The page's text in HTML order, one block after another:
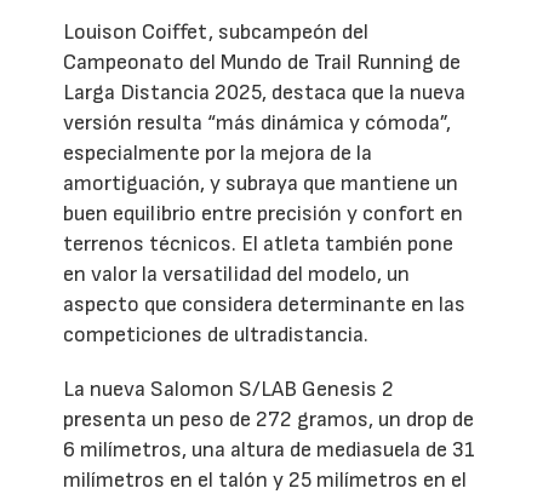
Louison Coiffet, subcampeón del
Campeonato del Mundo de Trail Running de
Larga Distancia 2025, destaca que la nueva
versión resulta “más dinámica y cómoda”,
especialmente por la mejora de la
amortiguación, y subraya que mantiene un
buen equilibrio entre precisión y confort en
terrenos técnicos. El atleta también pone
en valor la versatilidad del modelo, un
aspecto que considera determinante en las
competiciones de ultradistancia.
La nueva Salomon S/LAB Genesis 2
presenta un peso de 272 gramos, un drop de
6 milímetros, una altura de mediasuela de 31
milímetros en el talón y 25 milímetros en el